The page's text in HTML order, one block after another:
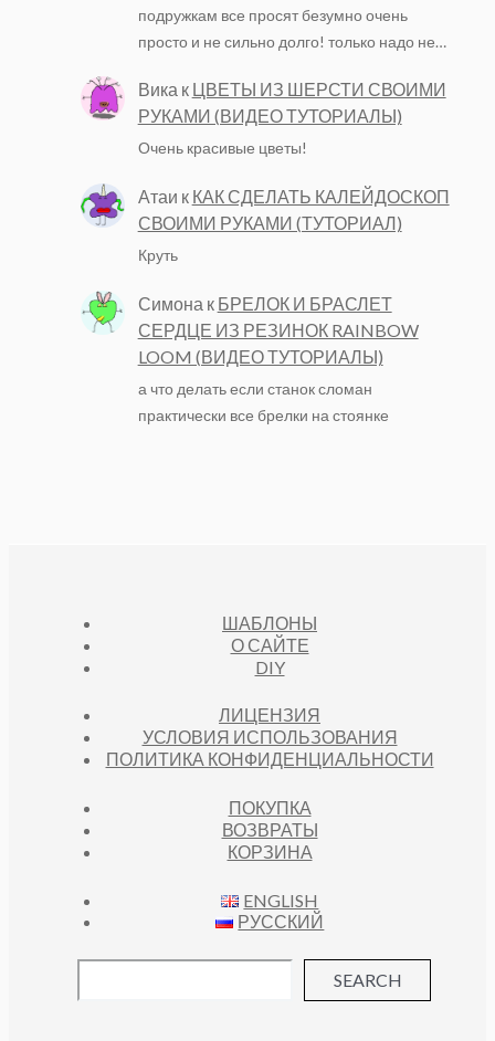
подружкам все просят безумно очень
просто и не сильно долго! только надо не…
Вика к ЦВЕТЫ ИЗ ШЕРСТИ СВОИМИ
РУКАМИ (ВИДЕО ТУТОРИАЛЫ)
Очень красивые цветы!
Атаи к КАК СДЕЛАТЬ КАЛЕЙДОСКОП
СВОИМИ РУКАМИ (ТУТОРИАЛ)
Круть
Симона к БРЕЛОК И БРАСЛЕТ
СЕРДЦЕ ИЗ РЕЗИНОК RAINBOW
LOOM (ВИДЕО ТУТОРИАЛЫ)
а что делать если станок сломан
практически все брелки на стоянке
ШАБЛОНЫ
О САЙТЕ
DIY
ЛИЦЕНЗИЯ
УСЛОВИЯ ИСПОЛЬЗОВАНИЯ
ПОЛИТИКА КОНФИДЕНЦИАЛЬНОСТИ
ПОКУПКА
ВОЗВРАТЫ
КОРЗИНА
ENGLISH
РУССКИЙ
SEARCH